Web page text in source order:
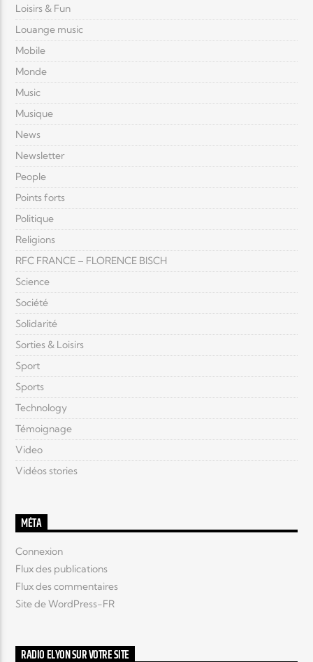
Loisirs & Fun
Louange music
Mobile
Monde
Music
Musique
News
Newsletter
People
Points forts
Politique
Religions
RFC FRANCE – FLORENCE BISCH
Science
Société
Solidarité
Sorties & Loisirs
Sport
Sports
Technology
Témoignage
Video
Vidéos stories
MÉTA
Connexion
Flux des publications
Flux des commentaires
Site de WordPress-FR
RADIO ELYON SUR VOTRE SITE